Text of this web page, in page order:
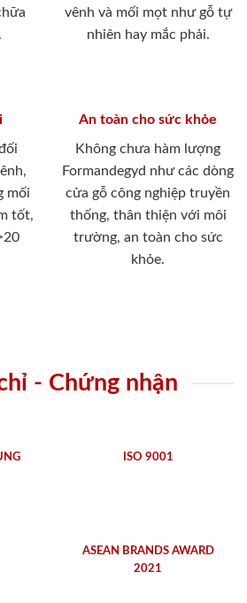
vênh và mối mọt như gỗ tự
nhiên hay mắc phải.
mối
tốt,
An toàn cho sức khỏe
Không chưa hàm lượng
Formandegyd như các dòng
cửa gỗ công nghiệp truyền
thống, thân thiện với môi
trường, an toàn cho sức
khỏe.
- Chứng nhận
ISO 9001
ASEAN BRANDS AWARD
2021